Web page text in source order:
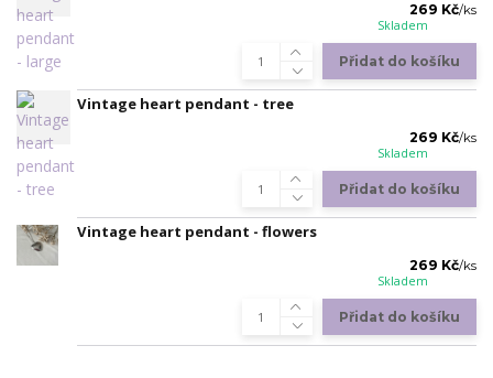
269 Kč/ks
Skladem
Přidat do košíku
Vintage heart pendant - tree
269 Kč/ks
Skladem
Přidat do košíku
Vintage heart pendant - flowers
269 Kč/ks
Skladem
Přidat do košíku